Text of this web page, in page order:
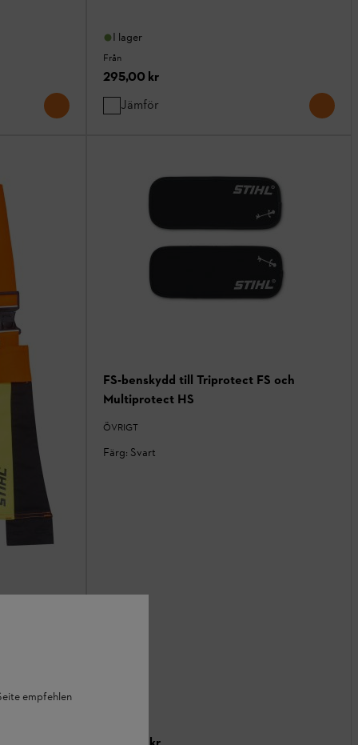
I lager
Från
295,00 kr
Jämför
FS-benskydd till Triprotect FS och
Multiprotect HS
ÖVRIGT
Färg: Svart
480,00 kr
empfehlen